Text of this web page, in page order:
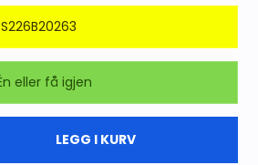
eller få igjen
LEGG I KURV